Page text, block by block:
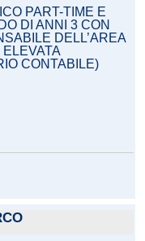
PART-TIME E
DI ANNI 3 CON
DELL’AREA
CONTABILE)